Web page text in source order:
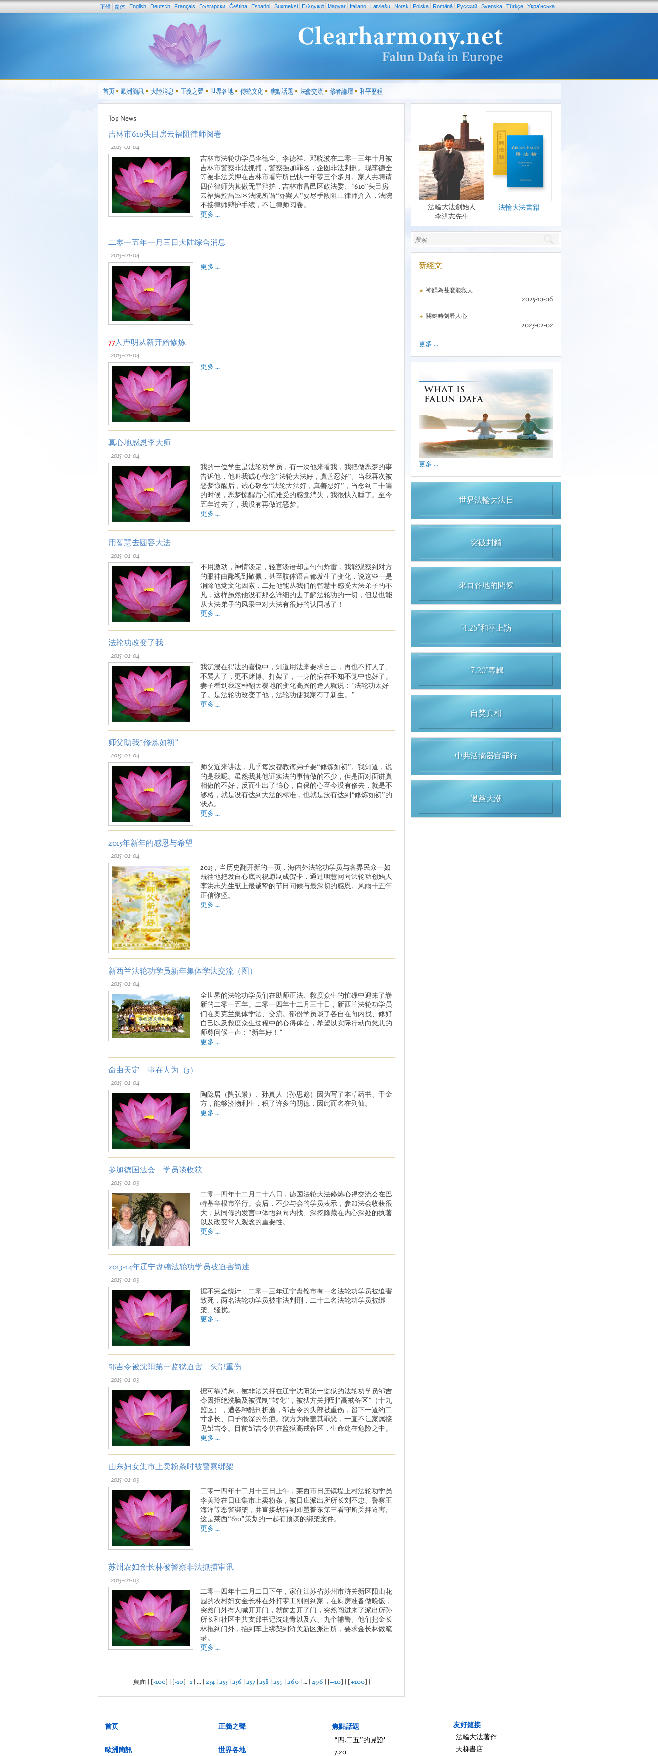
正體 简体 English Deutsch Français Български Čeština Español Suomeksi Ελληνικά Magyar Italiano Latviešu Norsk Polska Română Pусский Svenska Türkçe Yкраїнська
首页 歐洲簡訊 大陸消息 正義之聲 世界各地 傳統文化 焦點話題 法會交流 修者論壇 和平歷程
Top News
吉林市610头目房云福阻律师阅卷
2015-01-04
吉林市法轮功学员李德全、李德祥、邓晓波在二零一三年十月被
吉林市警察非法抓捕，警察强加罪名，企图非法判刑。现李德全
等被非法关押在吉林市看守所已快一年零三个多月。家人共聘请
四位律师为其做无罪辩护，吉林市昌邑区政法委、“610”头目房
云福操控昌邑区法院所谓“办案人”耍尽手段阻止律师介入，法院
不接律师辩护手续，不让律师阅卷。
更多 ...
二零一五年一月三日大陆综合消息
2015-01-04
更多 ...
77人声明从新开始修炼
2015-01-04
更多 ...
真心地感恩李大师
2015-01-04
我的一位学生是法轮功学员，有一次他来看我，我把做恶梦的事
告诉他，他叫我诚心敬念“法轮大法好，真善忍好”。当我再次被
恶梦惊醒后，诚心敬念“法轮大法好，真善忍好”，当念到二十遍
的时候，恶梦惊醒后心慌难受的感觉消失，我很快入睡了。至今
五年过去了，我没有再做过恶梦。
更多 ...
用智慧去圆容大法
2015-01-04
不用激动，神情淡定，轻言淡语却是句句炸雷，我能观察到对方
的眼神由鄙视到敬佩，甚至肢体语言都发生了变化，说这些一是
消除他党文化因素，二是他能从我们的智慧中感受大法弟子的不
凡，这样虽然他没有那么详细的去了解法轮功的一切，但是也能
从大法弟子的风采中对大法有很好的认同感了！
更多 ...
法轮功改变了我
2015-01-04
我沉浸在得法的喜悦中，知道用法来要求自己，再也不打人了、
不骂人了，更不赌博、打架了，一身的病在不知不觉中也好了。
妻子看到我这种翻天覆地的变化高兴的逢人就说：“法轮功太好
了。是法轮功改变了他，法轮功使我家有了新生。”
更多 ...
师父助我“修炼如初”
2015-01-04
师父近来讲法，几乎每次都教诲弟子要“修炼如初”。我知道，说
的是我呢。虽然我其他证实法的事情做的不少，但是面对面讲真
相做的不好，反而生出了怕心，自保的心至今没有修去，就是不
够格，就是没有达到大法的标准，也就是没有达到“修炼如初”的
状态。
更多 ...
2015年新年的感恩与希望
2015-01-04
2015，当历史翻开新的一页，海内外法轮功学员与各界民众一如
既往地把发自心底的祝愿制成贺卡，通过明慧网向法轮功创始人
李洪志先生献上最诚挚的节日问候与最深切的感恩。风雨十五年
正信弥坚。
更多 ...
新西兰法轮功学员新年集体学法交流（图）
2015-01-04
全世界的法轮功学员们在助师正法、救度众生的忙碌中迎来了崭
新的二零一五年。二零一四年十二月三十日，新西兰法轮功学员
们在奥克兰集体学法、交流。部份学员谈了各自在向内找、修好
自己以及救度众生过程中的心得体会，希望以实际行动向慈悲的
师尊问候一声：“新年好！”
更多 ...
命由天定 事在人为（3）
2015-01-04
陶隐居（陶弘景）、孙真人（孙思邈）因为写了本草药书、千金
方，能够济物利生，积了许多的阴德，因此而名在列仙。
更多 ...
参加德国法会 学员谈收获
2015-01-03
二零一四年十二月二十八日，德国法轮大法修炼心得交流会在巴
特基辛根市举行。会后，不少与会的学员表示，参加法会收获很
大，从同修的发言中体悟到向内找、深挖隐藏在内心深处的执著
以及改变常人观念的重要性。
更多 ...
2013-14年辽宁盘锦法轮功学员被迫害简述
2015-01-03
据不完全统计，二零一三年辽宁盘锦市有一名法轮功学员被迫害
致死，两名法轮功学员被非法判刑，二十二名法轮功学员被绑
架、骚扰。
更多 ...
邹吉令被沈阳第一监狱迫害 头部重伤
2015-01-03
据可靠消息，被非法关押在辽宁沈阳第一监狱的法轮功学员邹吉
令因拒绝洗脑及被强制“转化”，被狱方关押到“高戒备区”（十九
监区），遭各种酷刑折磨，邹吉令的头部被重伤，留下一道约二
寸多长、口子很深的伤疤。狱方为掩盖其罪恶，一直不让家属接
见邹吉令。目前邹吉令仍在监狱高戒备区，生命处在危险之中。
更多 ...
山东妇女集市上卖粉条时被警察绑架
2015-01-03
二零一四年十二月十三日上午，莱西市日庄镇堤上村法轮功学员
李美玲在日庄集市上卖粉条，被日庄派出所所长刘丕忠、警察王
海洋等恶警绑架，并直接劫持到即墨普东第三看守所关押迫害。
这是莱西“610”策划的一起有预谋的绑架案件。
更多 ...
苏州农妇金长林被警察非法抓捕审讯
2015-01-03
二零一四年十二月二日下午，家住江苏省苏州市浒关新区阳山花
园的农村妇女金长林在外打零工刚回到家，在厨房准备做晚饭，
突然门外有人喊开开门，就前去开了门，突然闯进来了派出所孙
所长和社区中共支部书记沈建青以及八、九个辅警。他们把金长
林拖到门外，抬到车上绑架到浒关新区派出所，要求金长林做笔
录。
更多 ...
頁面 | [-100] | [-10] |1 | ... | 254 | 255 | 256 | 257 | 258 | 259 | 260 | ... |496 | [+10] | [+100] |
法輪大法創始人
李洪志先生
法輪大法書籍
新經文
神韻為甚麼能救人
2025-10-06
關鍵時刻看人心
2025-02-02
更多 ...
更多 ...
世界法輪大法日
突破封鎖
來自各地的問候
“4.25”和平上訪
“7.20”專輯
自焚真相
中共活摘器官罪行
退黨大潮
首页
歐洲簡訊
正義之聲
世界各地
焦點話題
“四.二五”的見證'
7.20
友好鏈接
法輪大法著作
天梯書店